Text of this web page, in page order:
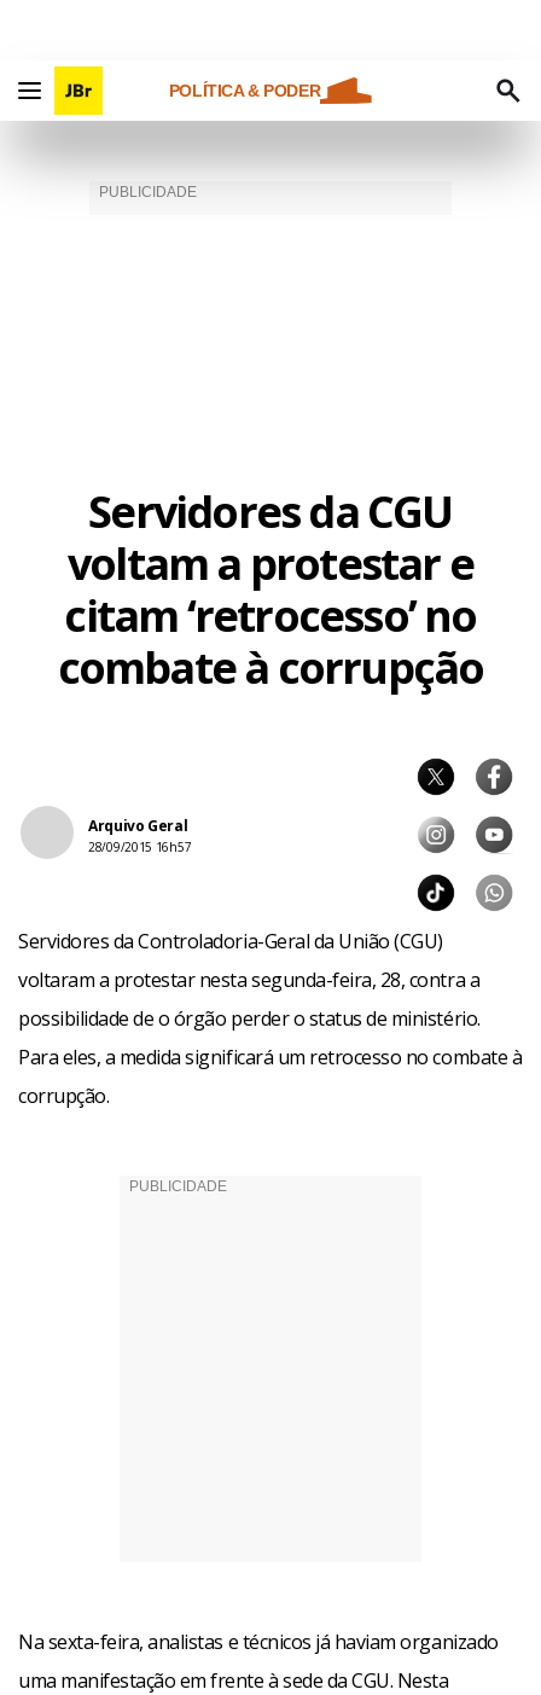
POLÍTICA & PODER
Servidores da CGU
voltam a protestar e
citam ‘retrocesso’ no
combate à corrupção
Arquivo Geral
28/09/2015 16h57
Servidores da Controladoria-Geral da União (CGU)
voltaram a protestar nesta segunda-feira, 28, contra a
possibilidade de o órgão perder o status de ministério.
Para eles, a medida significará um retrocesso no combate à
corrupção.
Na sexta-feira, analistas e técnicos já haviam organizado
uma manifestação em frente à sede da CGU. Nesta